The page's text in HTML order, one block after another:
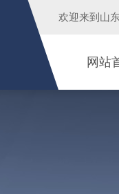
欢迎来到 山
网站